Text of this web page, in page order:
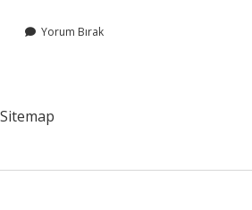
Yorum Bırak
Sitemap